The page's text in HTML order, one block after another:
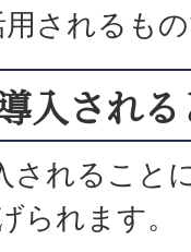
されるも
入され
されること
られます。